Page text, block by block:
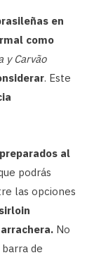
en
como
y Carvão
. Este
al
podrás
las opciones
No
de